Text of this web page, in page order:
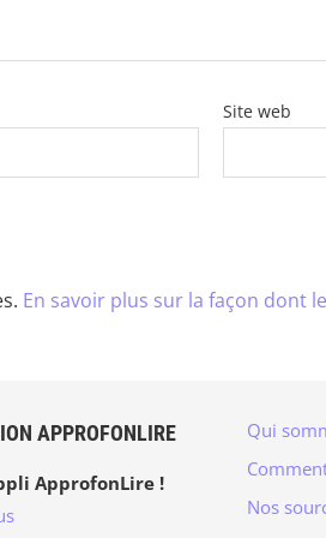
Site web
En savoir plus sur la façon dont
APPROFONLIRE
ApprofonLire !
Qui
Nos